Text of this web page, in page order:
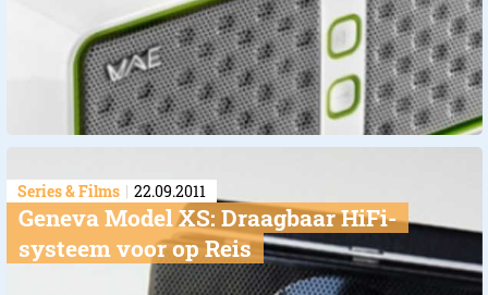
Series & Films 22.09.2011
Geneva Model XS: Draagbaar HiFi-
systeem voor op Reis